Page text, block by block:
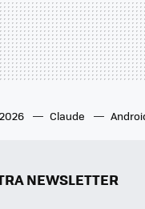
Claude
NEWSLETTER